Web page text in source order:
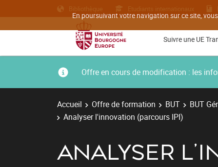
En poursuivant votre navigation sur ce site,
Bibliothèque Etudiants internationaux
Suivre une UE
Offre en cours de modification : les
Accueil Offre de formation BUT BUT
Analyser l'innovation (parcours IPI)
ANALYSER